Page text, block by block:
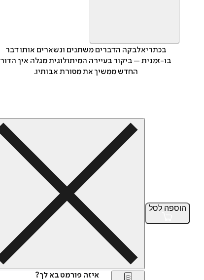
בכתריאלבקה הדברים משתנים ונשארים אותו דבר
בו-זמנית – ביקור בעיירה המיתולוגית מגלה איך הדור
החדש ממשיך את מסורת אבותיו.
הוספה לסל
איזה פורמט בא לך?